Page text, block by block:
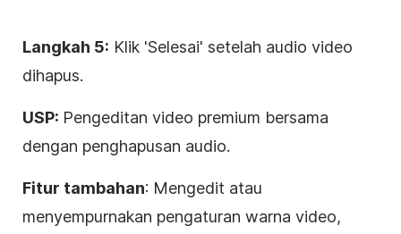
Langkah 5: Klik 'Selesai' setelah audio video
dihapus.
USP: Pengeditan video premium bersama
dengan penghapusan audio.
Fitur tambahan: Mengedit atau
menyempurnakan pengaturan warna video,